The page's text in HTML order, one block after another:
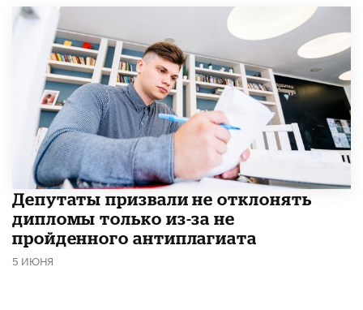
Депутаты призвали не отклонять
дипломы только из-за не
пройденного антиплагиата
5 ИЮНЯ